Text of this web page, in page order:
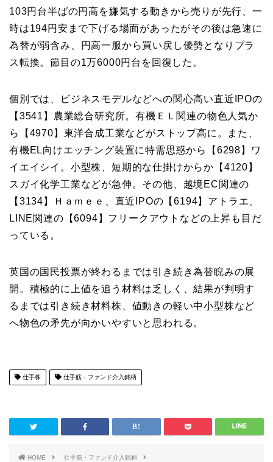
103円台半ばの円高を嫌気する動きから売りが先行、一
時は194円安まで下げる場面があったがその後は急速に
為替が弱含み、円高一服から買い戻し優勢となりプラ
ス転換。節目の1万6000円台を回復した。
個別では、ビジネスモデルなどへの関心高い直近IPOの
【3541】 農業総合研究所。有機ＥＬ関連の物色人気か
ら【4970】 東洋合成工業などがストップ高に。また、
有機EL向けエッチング装置に特需思惑から【 6298 】ワ
イエイシイ。小型株、短期的な仕掛けからか【4120】
スガイ化学工業などが急伸。その他、越境EC関連の
【3134】Ｈａｍｅｅ、直近IPOの【6194】アトラエ、
LINE関連の【6094 】フリークアウトなどの上昇も目だ
っている。
英国の国民投票が終わるまでは引き続き為替睨みの展
開。積極的に上値を追う材料は乏しく、結果が判明す
るまでは引き続き材料株、値動きの軽い中小型株など
へ物色の矛先が向かいやすいと思われる。
仕手株 仕手筋・ファンド介入銘柄
HOME
仕手筋・ファンド介入銘柄